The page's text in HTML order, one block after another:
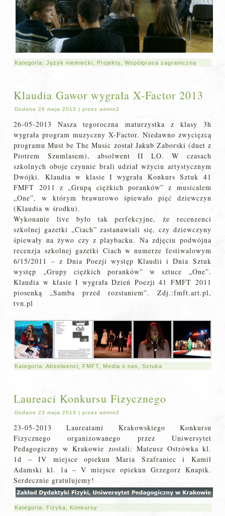
Kategoria:Język niemiecki Projekty ,Współpraca zagraniczna
Klaudia Gawor wygrała X-Factor 2013
Dodane 26 maja 2013 |przez admin2
26-05-2013 Nasza tegoroczna maturzystka z klasy 3h
wygrała program muzyczny X-Factor. Niedawno zwycięzcą
programu Must be The Music został Jakub Zaborski (duet z
Piotrem Szumlasem), absolwent II LO. W czasach
szkolnych oboje czynnie brali udział wżyciu artystycznym
Dwójki. Klaudia w klasie I wygrała Konkurs Sztuk 41
FMFT 2011 z „Grupą ciężkich poranków” z musicalem
„One”, w którym brawurowo śpiewało pięć dziewczyn
(Klaudia w środku).
Wykonanie live było tak perfekcyjne, że recenzenci
szkolnej gazetki „Ciach” zastanawiali się, czy dziewczyny
śpiewały na żywo czy z playbacku. Na zdjęciu podwójna
recenzja szkolnej gazetki Ciach w numerze festiwalowym
6/15/2011 – z Dnia Poezji występ Klaudii i Dnia Sztuk
występ „Grupy ciężkich poranków” w sztuce „One”.
Klaudia w klasie I wygrała Dzień Poezji 41 FMFT 2011
piosenką „Samba przed rozstaniem”. Zdj.:fmft.art.pl,
tvn.pl
Kategoria:Absolwenci FMFT Media o nas ,Sztuka
Laureaci Konkursu Fizycznego
Dodane 23 maja 2013 |przez admin2
23-05-2013 Laureatami Krakowskiego Konkursu
Fizycznego organizowanego przez Uniwersytet
Pedagogiczny w Krakowie zostali: Mateusz Ostrówka kl.
1d – IV miejsce opiekun Maria Szafraniec i Kamil
Adamski kl. 1a – V miejsce opiekun Grzegorz Knapik.
Serdecznie gratulujemy!
Kategoria: Fizyka Konkursy